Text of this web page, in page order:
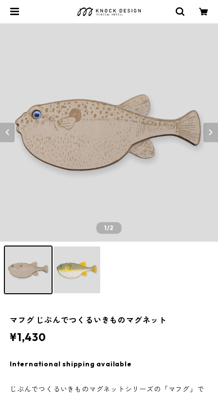
1/2
マフグ じぶんでつくるいきものマグネット
¥1,430
International shipping available
じぶんでつくるいきものマグネットシリーズの「マフグ」で